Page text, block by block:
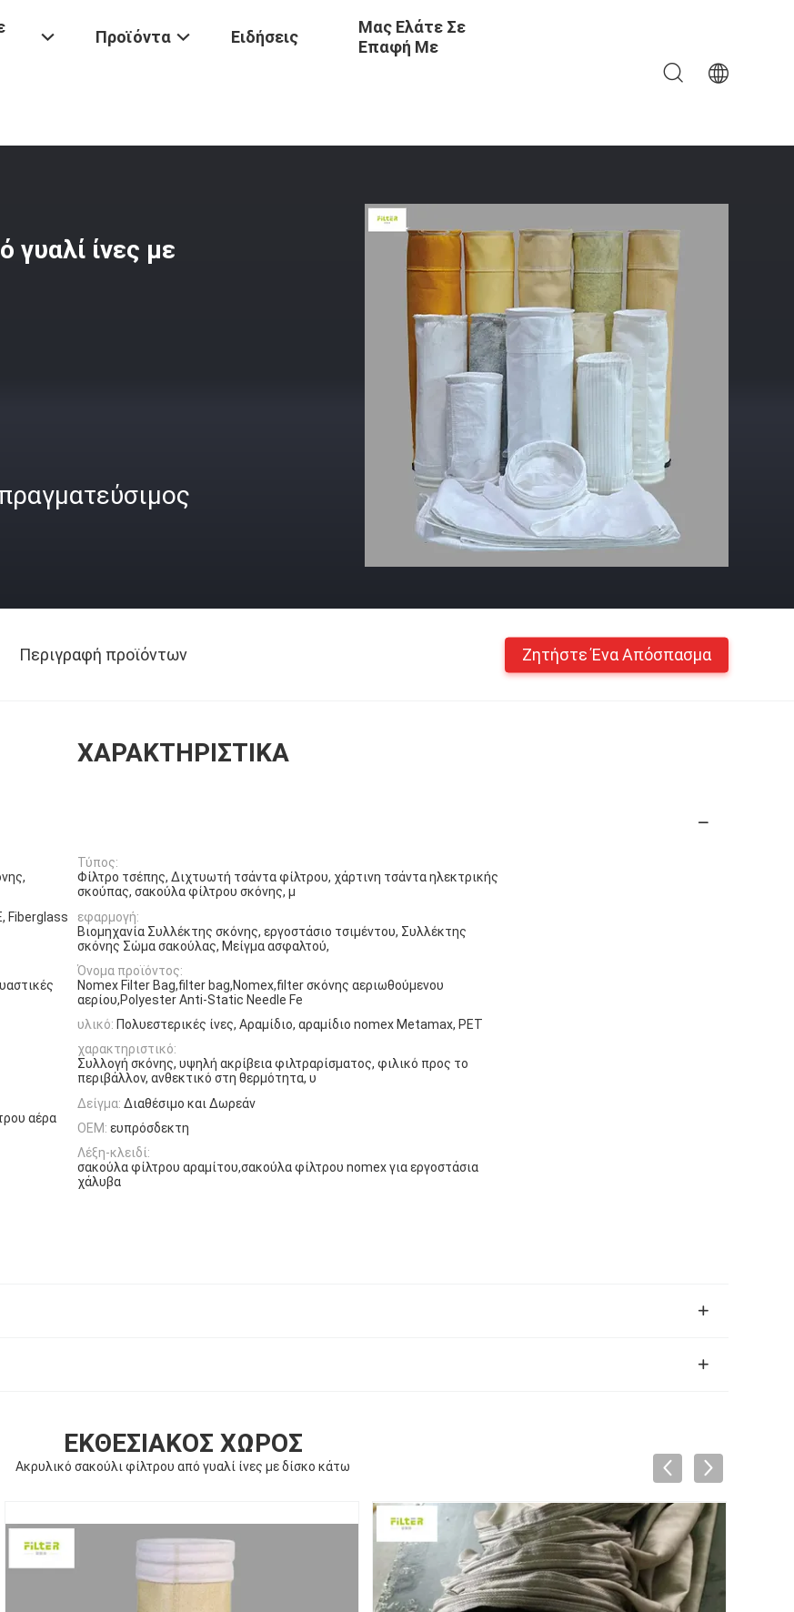
Προϊόντα Ειδήσεις
Μας Ελάτε Σε
Επαφή Με
γυαλί ίνες με
Περιγραφή προϊόντων Ζητήστε Ένα Απόσπασμα
ΧΑΡΑΚΤΗΡΙΣΤΙΚΆ
Τύπος:
Φίλτρο τσέπης, Διχτυωτή τσάντα φίλτρου, χάρτινη τσάντα ηλεκτρικής
σκούπας, σακούλα φίλτρου σκόνης, μ
Fiberglass
εφαρμογή:
Βιομηχανία Συλλέκτης σκόνης, εργοστάσιο τσιμέντου, Συλλέκτης
σκόνης Σώμα σακούλας, Μείγμα ασφαλτού,
Όνομα προϊόντος:
Nomex Filter Bag,filter bag,Nomex,filter σκόνης αεριωθούμενου
αερίου,Polyester Anti-Static Needle Fe
υλικό: Πολυεστερικές ίνες, Αραμίδιο, αραμίδιο nomex Metamax, PET
χαρακτηριστικό:
Συλλογή σκόνης, υψηλή ακρίβεια φιλτραρίσματος, φιλικό προς το
περιβάλλον, ανθεκτικό στη θερμότητα, υ
αέρα
Δείγμα: Διαθέσιμο και Δωρεάν
OEM: ευπρόσδεκτη
Λέξη-κλειδί:
σακούλα φίλτρου αραμίτου,σακούλα φίλτρου nomex για εργοστάσια
χάλυβα
ΕΚΘΕΣΙΑΚΌΣ ΧΏΡΟΣ
Ακρυλικό σακούλι φίλτρου από γυαλί ίνες με δίσκο κάτω